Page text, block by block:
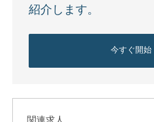
紹介します。
今すぐ開始